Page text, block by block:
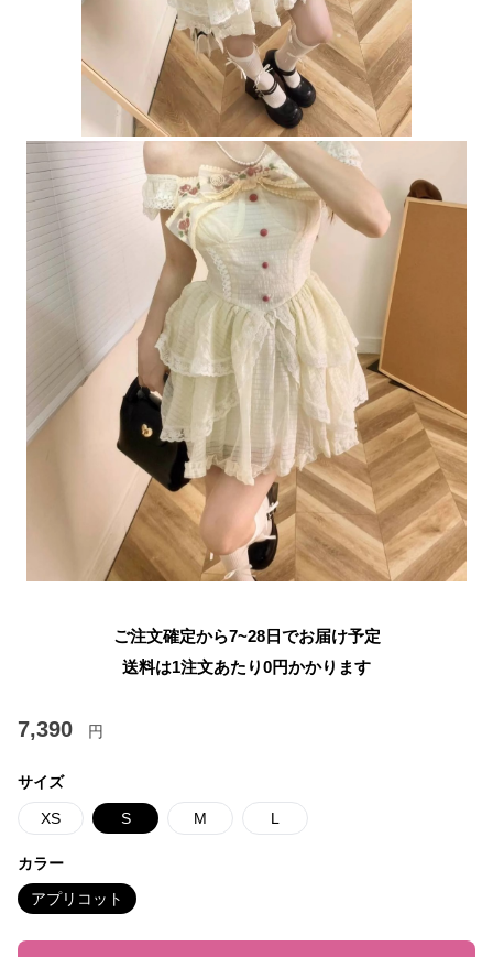
ご注文確定から7~28日でお届け予定
送料は1注文あたり0円かかります
7,390 円
サイズ
XS S M L
カラー
アプリコット